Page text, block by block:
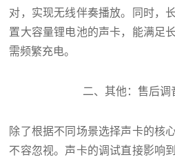
对，实现无线伴奏播放。同时，
置大容量锂电池的声卡，能满足
需频繁充电。
二、 其他：售后调
除了根据不同场景选择声卡的核
不容忽视。声卡的调试直接影响